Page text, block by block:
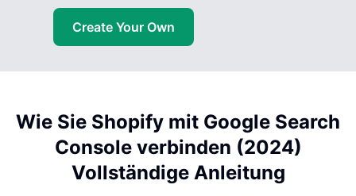
Create Your Own
Wie Sie Shopify mit Google Search
Console verbinden (2024)
Vollständige Anleitung